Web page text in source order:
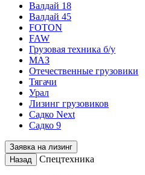
Валдай 18
Валдай 45
FOTON
FAW
Грузовая техника б/у
МАЗ
Отечественные грузовики
Тягачи
Урал
Лизинг грузовиков
Садко Next
Садко 9
Заявка на лизинг
Назад
Спецтехника